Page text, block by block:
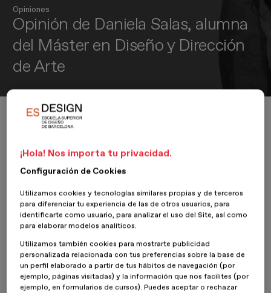
Opiniones
Opinión de Daniela Salas, alumna
del Máster en Diseño y Dirección
de Arte
Inicio
Opinión de Daniela Salas, alumna del Máster en Diseño y Dirección de
20 Febrero 2025
Nuestra alumnaDaniela SalasdelMáster en Diseño y Dirección
de Arte, nos da su opinión sobre su experiencia enESDESIGN.
¡Hola! Nos importa tu privacidad.
Configuración de Cookies
Utilizamos cookies y tecnologías similares propias y de terceros
para diferenciar tu experiencia de las de otros usuarios, para
identificarte como usuario, para analizar el uso del Site, así como
para elaborar modelos analíticos.
Utilizamos también cookies para mostrarte publicidad
personalizada relacionada con tus preferencias sobre la base de
un perfil elaborado a partir de tus hábitos de navegación (por
ejemplo, páginas visitadas) y la información que nos facilites (por
ejemplo, en formularios de cursos). Puedes aceptar o rechazar